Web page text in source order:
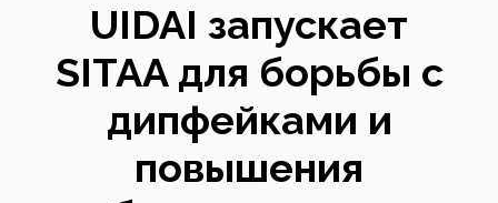
UIDAI запускает
SITAA для борьбы с
дипфейками и
повышения